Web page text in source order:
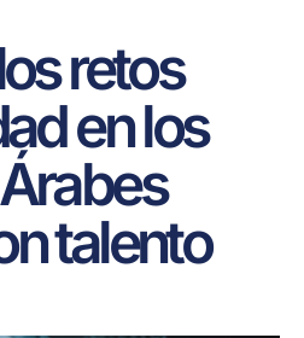
retos
en los
talento